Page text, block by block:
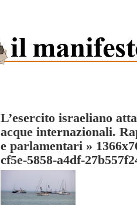
L’esercito israeliano
acque internazionali.
e parlamentari »
cf5e-5858-a4df-